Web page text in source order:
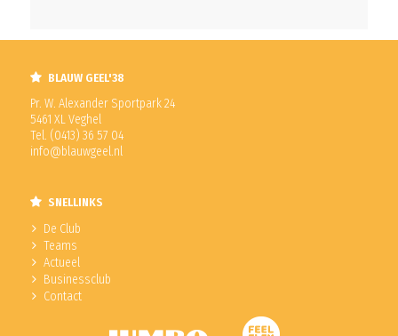
BLAUW GEEL'38
Pr. W. Alexander Sportpark 24
5461 XL Veghel
Tel. (0413) 36 57 04
info@blauwgeel.nl
SNELLINKS
De Club
Teams
Actueel
Businessclub
Contact